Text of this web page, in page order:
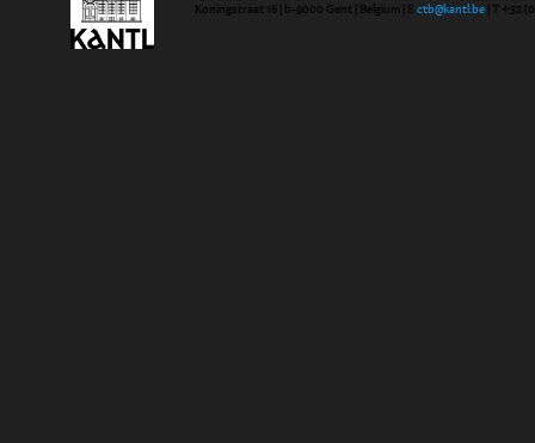
Koningstraat 18 | b-9000 Gent | Belgium | E ctb@kantl.be | T +32